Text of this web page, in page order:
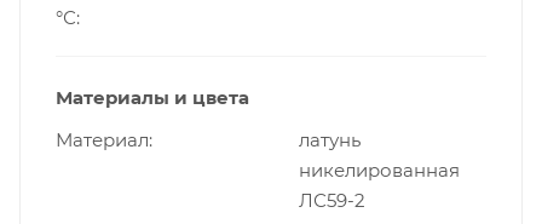
°С
Материалы и цвета
Материал
латунь
никелированная
ЛС59-2